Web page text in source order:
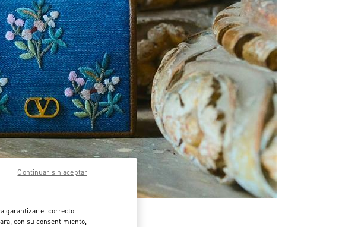
Link Opens in New Tab
garantizar el correcto
con su consentimiento,
Continuar sin aceptar